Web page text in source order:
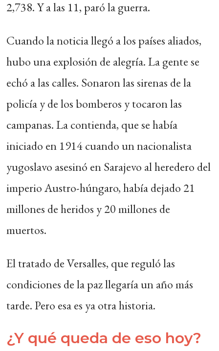
2,738. Y a las 11, paró la guerra.
Cuando la noticia llegó a los países aliados,
hubo una explosión de alegría. La gente se
echó a las calles. Sonaron las sirenas de la
policía y de los bomberos y tocaron las
campanas. La contienda, que se había
iniciado en 1914 cuando un nacionalista
yugoslavo asesinó en Sarajevo al heredero del
imperio Austro-húngaro, había dejado 21
millones de heridos y 20 millones de
muertos.
El tratado de Versalles, que reguló las
condiciones de la paz llegaría un año más
tarde. Pero esa es ya otra historia.
¿Y qué queda de eso hoy?